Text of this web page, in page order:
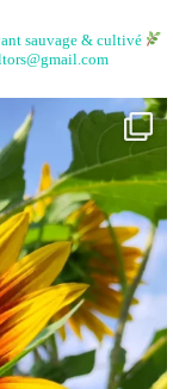
sauvage & cultivé